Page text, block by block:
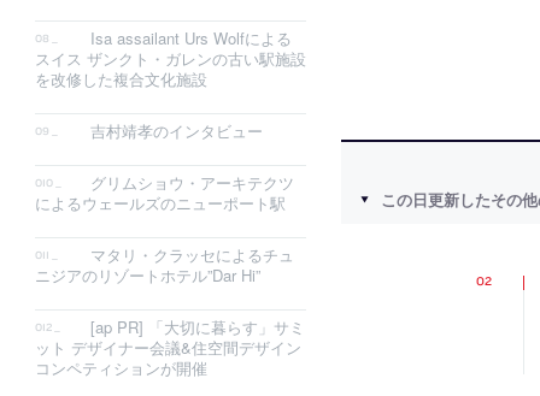
Isa assailant Urs Wolfによる
スイス ザンクト・ガレンの古い駅施設
を改修した複合文化施設
吉村靖孝のインタビュー
グリムショウ・アーキテクツ
によるウェールズのニューポート駅
マタリ・クラッセによるチュ
ニジアのリゾートホテル”Dar Hi”
[ap PR] 「大切に暮らす」サミ
ット デザイナー会議&住空間デザイン
コンペティションが開催
この日更新したその